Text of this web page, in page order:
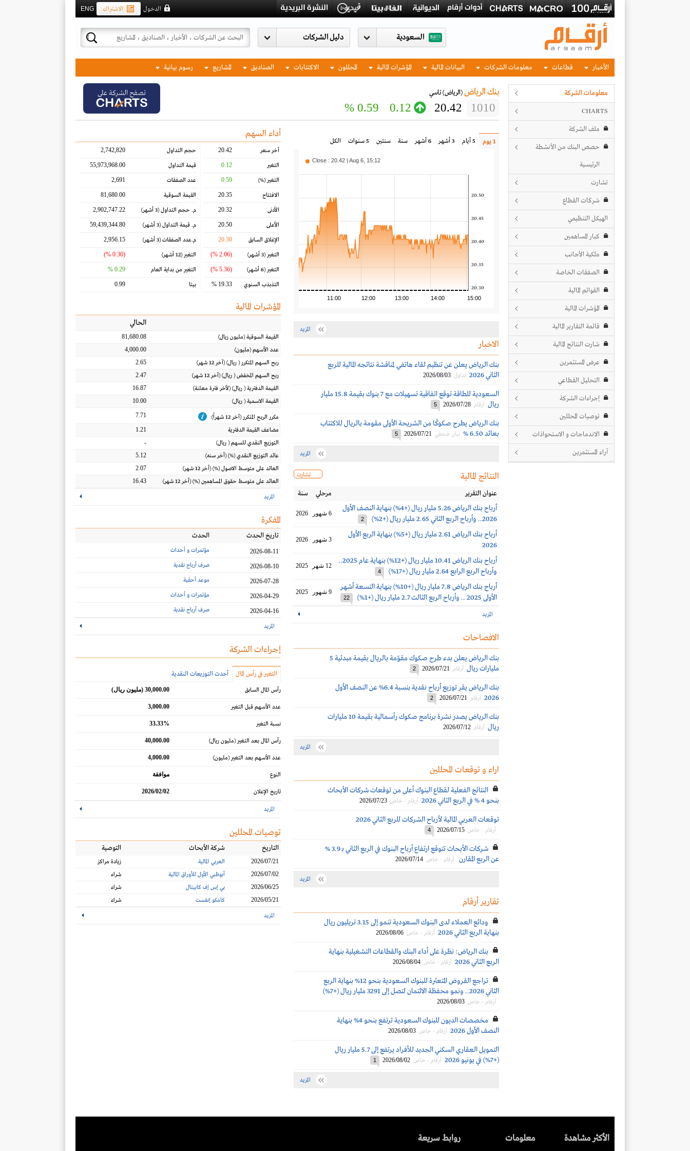
ENG الاشتراك الدخول
السعودية
الأخبار قطاعات معلومات الشركات البيانات المالية المؤشرات المالية المحللون الاكتتابات الصناديق المشاريع رسوم بيانية
معلومات الشركة
CHARTS
ملف الشركة
حصص البنك من الأنشطة
الرئيسية
تشارت
شركات القطاع
الهيكل التنظيمي
كبار المساهمين
ملكية الأجانب
الصفقات الخاصة
القوائم المالية
المؤشرات المالية
قائمة التقارير المالية
شارت النتائج المالية
عرض المستثمرين
التحليل القطاعي
إجراءات الشركة
توصيات المحللين
الاندماجات و الاستحواذات
آراء المستثمرين
بنك الرياض (الرياض)تاسي
1010
20.42
0.12
0.59 %
تصفح الشركة على
1 يوم 5 أيام 3 أشهر 6 أشهر سنة سنتين 5 سنوات الكل
11:00 12:00 13:00 14:00 15:00
20.30
20.35
20.40
20.45
20.50
Close : 20.42 | Aug 6, 15:12
المزيد
الاخبار
بنك الرياض يعلن عن تنظيم لقاء هاتفي لمناقشة نتائجه المالية للربع
الثاني 2026
تداول 2026/08/03
السعودية للطاقة توقع اتفاقية تسهيلات مع 7 بنوك بقيمة 15.8 مليار
ريال أرقام 2026/07/28
5
بنك الرياض يطرح صكوكًا من الشريحة الأولى مقومة بالريال للاكتتاب
بعائد 6.50 %
بيان صحفي 2026/07/21
5
المزيد
تشارت النتائج المالية
عنوان التقرير مرحلي سنة
أرباح بنك الرياض 5.26 مليار ريال (+4%) بنهاية النصف الأول
2026.. وأرباح الربع الثاني 2.65 مليار ريال (+2%)
2
6 شهور 2026
أرباح بنك الرياض 2.61 مليار ريال (+5%) بنهاية الربع الأول
2026
3 شهور 2026
أرباح بنك الرياض 10.41 مليار ريال (+12%) بنهاية عام 2025..
وأرباح الربع الرابع 2.64 مليار ريال (+17%)
4
12 شهر 2025
أرباح بنك الرياض 7.8 مليار ريال (+10%) بنهاية التسعة أشهر
الأولى 2025 .. وأرباح الربع الثالث 2.7 مليار ريال (+1%)
22
9 شهور 2025
المزيد
الافصاحات
بنك الرياض يعلن بدء طرح صكوك مقوّمة بالريال بقيمة مبدئية 5
مليارات ريال أرقام 2026/07/21
2
بنك الرياض يقر توزيع أرباح نقدية بنسبة 6.4% عن النصف الأول
2026 أرقام 2026/07/21
2
بنك الرياض يصدر نشرة برنامج صكوك رأسمالية بقيمة 10 مليارات
ريال أرقام 2026/07/12
المزيد
اراء و توقعات المحللين
النتائج الفعلية لقطاع البنوك أعلى من توقعات شركات الأبحاث
بنحو 4 % في الربع الثاني 2026
أرقام - خاص 2026/07/23
توقعات العربي المالية لأرباح الشركات للربع الثاني 2026
أرقام - خاص 2026/07/15
4
شركات الأبحاث تتوقع ارتفاع أرباح البنوك في الربع الثاني بـ 3.9 %
عن الربع المقارن
أرقام - خاص 2026/07/14
المزيد
تقارير أرقام
ودائع العملاء لدى البنوك السعودية تنمو إلى 3.15 تريليون ريال
بنهاية الربع الثاني 2026
أرقام - خاص 2026/08/06
بنك الرياض: نظرة على أداء البنك والقطاعات التشغيلية بنهاية
الربع الثاني 2026
أرقام - خاص 2026/08/04
تراجع القروض المتعثرة للبنوك السعودية بنحو 12% بنهاية الربع
الثاني 2026.. ونمو محفظة الائتمان لتصل إلى 3291 مليار ريال (+7%)
أرقام - خاص 2026/08/03
مخصصات الديون للبنوك السعودية ترتفع بنحو 4% بنهاية
النصف الأول 2026
أرقام - خاص 2026/08/03
التمويل العقاري السكني الجديد للأفراد يرتفع إلى 5.7 مليار ريال
(+7%) في يونيو 2026
أرقام - خاص 2026/08/02
1
المزيد
أداء السهم
آخر سعر 20.42
التغير 0.12
التغير(%)
0.59
الافتتاح 20.35
الأدنى 20.32
الأعلى 20.50
الإغلاق السابق 20.30
التغير(3 أشهر) (2.06 %)
التغير(6 أشهر) (5.36 %)
التذبذب السنوي 19.33 %
حجم التداول 2,742,820
قيمة التداول 55,973,968.00
عدد الصفقات 2,691
القيمة السوقية 81,680.00
م. حجم التداول(3 أشهر) 2,902,747.22
م. قيمة التداول(3 أشهر) 59,439,344.80
م.عدد الصفقات(3 أشهر) 2,956.15
التغير(12 أشهر) (0.30 %)
التغير من بداية العام 0.29 %
بيتا 0.99
المؤشرات المالية
الحالي
القيمة السوقية(مليون ريال)
81,680.08
عدد الأسهم(مليون)
4,000.00
ربح السهم المتكرر( ريال) (آخر 12 شهر)
2.65
ربح السهم المخفض( ريال) (آخر 12 شهر)
2.47
القيمة الدفترية( ريال) (لأخر فترة معلنة)
16.87
القيمة الاسمية( ريال)
10.00
مكرر الربح المتكرر (آخر 12 شهراً) 7.71
مضاعف القيمة الدفترية
1.21
التوزيع النقدي للسهم( ريال)
-
عائد التوزيع النقدي(%) (أخر سنه)
5.12
العائد على متوسط الاصول(%) (أخر 12 شهر)
2.07
العائد على متوسط حقوق المساهمين(%) (أخر 12 شهر) 16.43
المزيد
المفكرة
تاريخ الحدث الحدث
2026-08-11 مؤتمرات و أحداث
2026-08-10 صرف أرباح نقدية
2026-07-28 موعد أحقية
2026-04-29 مؤتمرات و أحداث
2026-04-16 صرف أرباح نقدية
المزيد
إجراءات الشركة
التغير في رأس المال أحدث التوزيعات النقدية
رأس المال السابق 30,000.00 (مليون ريال)
عدد الأسهم قبل التغير 3,000.00
نسبة التغير 33.33%
رأس المال بعد التغير(مليون ريال) 40,000.00
عدد الأسهم بعد التغير(مليون) 4,000.00
النوع موافقة
تاريخ الإعلان 2026/02/02
المزيد
توصيات المحللين
التاريخ شركة الأبحاث التوصية
2026/07/21 العربي المالية
زيادة مراكز
2026/07/02
أبوظبي الأول للأوراق المالية
شراء
2026/06/25
بي إس إف كابيتال
شراء
2026/05/21
كامكو إنفست شراء
المزيد
الأكثر مشاهدة معلومات روابط سريعة